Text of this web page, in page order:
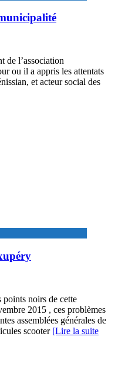
de l’association
ou il a appris les attentats
et acteur social des
points noirs de cette
2015 , ces problèmes
assemblées générales de
scooter [Lire la suite